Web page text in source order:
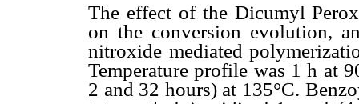
The effect of the Dicumyl
on the conversion evolution,
nitroxide mediated
Temperature profile was 1 h at
2 and 32 hours) at 135°C.